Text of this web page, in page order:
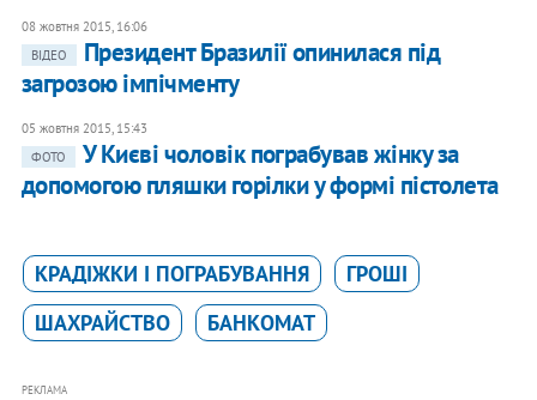
08 жовтня 2015, 16:06
ВІДЕО
Президент Бразилії опинилася під
загрозою імпічменту
05 жовтня 2015, 15:43
ФОТО
У Києві чоловік пограбував жінку за
допомогою пляшки горілки у формі пістолета
КРАДІЖКИ І ПОГРАБУВАННЯ
ГРОШІ
ШАХРАЙСТВО
БАНКОМАТ
РЕКЛАМА